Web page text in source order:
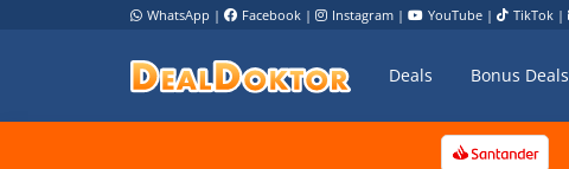
WhatsApp | Facebook | Instagram | YouTube | TikTok |
Deals Bonus Deals